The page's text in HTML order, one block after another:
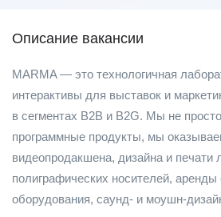
Описание вакансии
MARMA — это технологичная
интерактивы для выставок и
в сегментах B2B и B2G. Мы не
программные продукты, мы
видеопродакшена, дизайна и печати
полиграфических носителей,
оборудования, саунд- и моушн-